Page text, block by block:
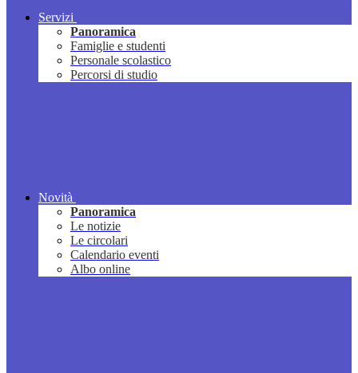
Servizi
Panoramica
Famiglie e studenti
Personale scolastico
Percorsi di studio
Novità
Panoramica
Le notizie
Le circolari
Calendario eventi
Albo online